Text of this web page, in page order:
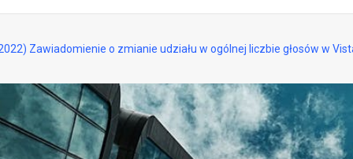
Zawiadomienie o zmianie udziału w ogólnej liczbie głosów w